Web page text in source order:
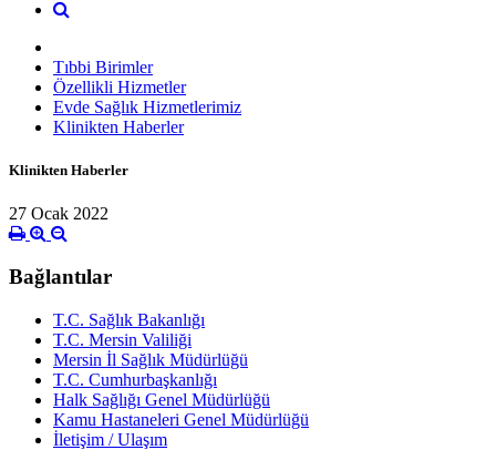
Tıbbi Birimler
Özellikli Hizmetler
Evde Sağlık Hizmetlerimiz
Klinikten Haberler
Klinikten Haberler
27 Ocak 2022
Bağlantılar
T.C. Sağlık Bakanlığı
T.C. Mersin Valiliği
Mersin İl Sağlık Müdürlüğü
T.C. Cumhurbaşkanlığı
Halk Sağlığı Genel Müdürlüğü
Kamu Hastaneleri Genel Müdürlüğü
İletişim / Ulaşım